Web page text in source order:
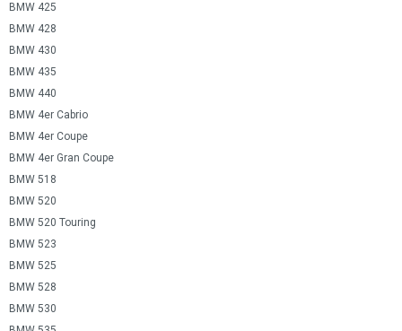
BMW 425
BMW 428
BMW 430
BMW 435
BMW 440
BMW 4er Cabrio
BMW 4er Coupe
BMW 4er Gran Coupe
BMW 518
BMW 520
BMW 520 Touring
BMW 523
BMW 525
BMW 528
BMW 530